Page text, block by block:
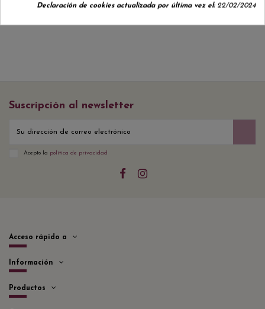
Suscripción al newsletter
Acepto la política de privacidad
Acceso rápido a
Información
Productos
Declaración de cookies actualizada por última vez el:22/02/2024